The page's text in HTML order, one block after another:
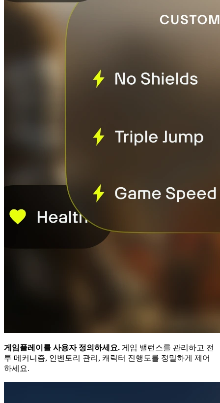
게임플레이를 사용자 정의하세요. 게임 밸런스를 관리하고 전
투 메커니즘, 인벤토리 관리, 캐릭터 진행도를 정밀하게 제어
하세요.